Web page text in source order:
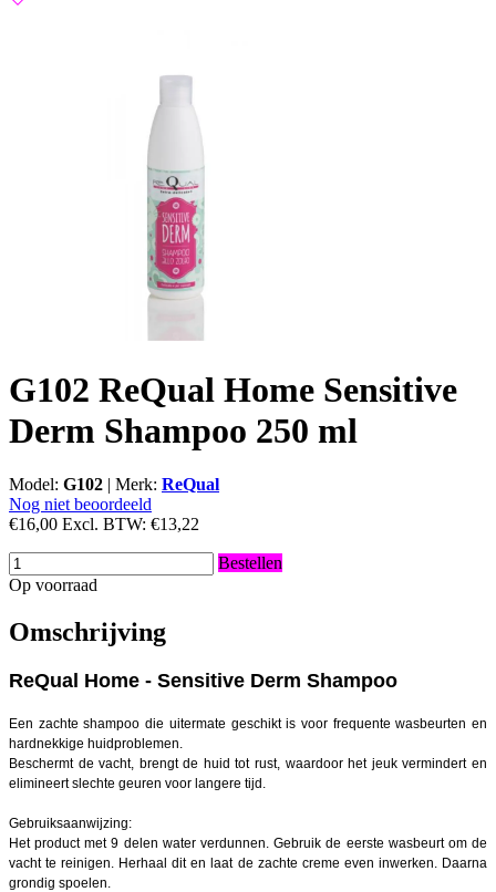
G102 ReQual Home Sensitive
Derm Shampoo 250 ml
Model: G102 | Merk: ReQual
Nog niet beoordeeld
€16,00 Excl. BTW: €13,22
Bestellen
Op voorraad
Omschrijving
ReQual Home - Sensitive Derm Shampoo
Een zachte shampoo die uitermate geschikt is voor frequente wasbeurten en
hardnekkige huidproblemen.
Beschermt de vacht, brengt de huid tot rust, waardoor het jeuk vermindert en
elimineert slechte geuren voor langere tijd.
Gebruiksaanwijzing:
Het product met 9 delen water verdunnen. Gebruik de eerste wasbeurt om de
vacht te reinigen. Herhaal dit en laat de zachte creme even inwerken. Daarna
grondig spoelen.